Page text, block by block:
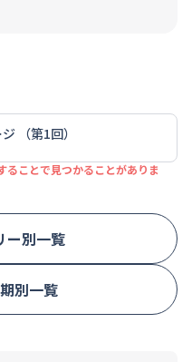
（第1回）
ことで見つかることがありま
ー別一覧
別一覧